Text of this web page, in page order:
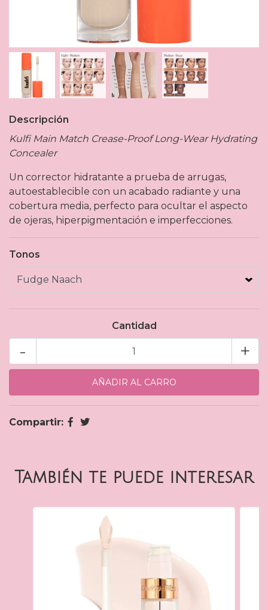
Descripción
Kulfi Main Match Crease-Proof Long-Wear Hydrating
Concealer
Un corrector hidratante a prueba de arrugas,
autoestablecible con un acabado radiante y una
cobertura media, perfecto para ocultar el aspecto
de ojeras, hiperpigmentación e imperfecciones.
Tonos
Cantidad
+
-
Compartir:
También te puede interesar